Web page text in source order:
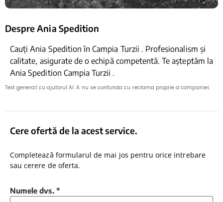
Despre Ania Spedition
Cauți Ania Spedition în Campia Turzii . Profesionalism și
calitate, asigurate de o echipă competentă. Te așteptăm la
Ania Spedition Campia Turzii .
Text generat cu ajutorul AI. A nu se confunda cu reclama proprie a companiei.
Cere ofertă de la acest service.
Completează formularul de mai jos pentru orice intrebare
sau cerere de oferta.
Numele dvs. *